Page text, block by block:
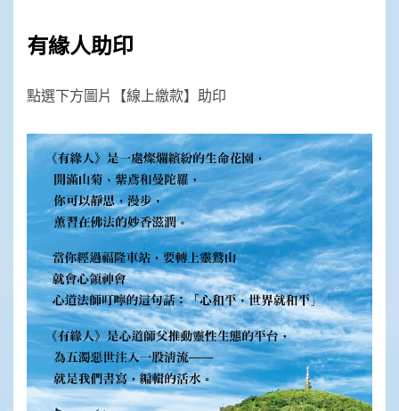
頁
有緣人助印
點選下方圖片【線上繳款】助印